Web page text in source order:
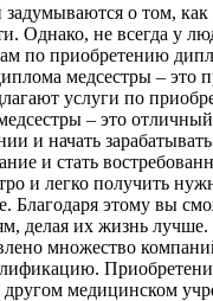
о том,
Однако, не всегда у
по приобретению
медсестры –
услуги по
– это
и начать
и стать
и легко получить
Благодаря этому вы
делая их жизнь
множество
медицинском